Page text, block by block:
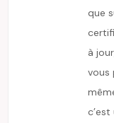
que
à
vous